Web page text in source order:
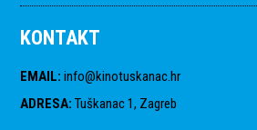
KONTAKT
EMAIL: info@kinotuskanac.hr
ADRESA: Tuškanac 1, Zagreb